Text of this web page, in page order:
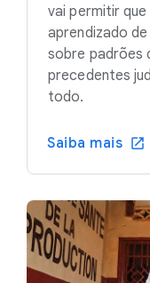
vai permitir
aprendizado
sobre padrões
precedentes
todo.
Saiba mais